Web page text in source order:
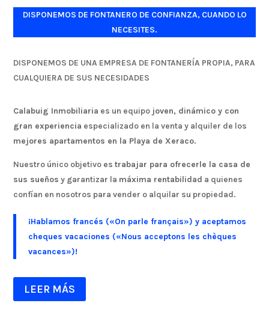
DISPONEMOS DE FONTANERO DE CONFIANZA, CUANDO LO
NECESITES.
DISPONEMOS DE UNA EMPRESA DE FONTANERÍA PROPIA, PARA
CUALQUIERA DE SUS NECESIDADES
Calabuig Inmobiliaria es un equipo joven, dinámico y con
gran experiencia especializado en la venta y alquiler de los
mejores apartamentos en la Playa de Xeraco.
Nuestro único objetivo estrabajar para ofrecerle la casa de
sus sueños y garantizar la máxima rentabilidad a quienes
confían en nosotros para vender o alquilar su propiedad.
¡Hablamos francés («On parle français») y aceptamos
cheques vacaciones («Nous acceptons les chèques
vacances»)!
LEER MÁS